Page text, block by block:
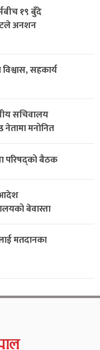
१९ बुँदे
अनशन
सहकार्य
सचिवालय
नेतामा मनोनित
परिषद्को बैठक
आदेश
बेवास्ता
मतदानका